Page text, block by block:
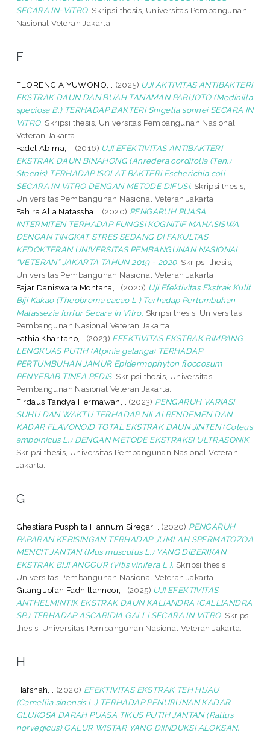
SECARA IN-VITRO. Skripsi thesis, Universitas Pembangunan
Nasional Veteran Jakarta.
F
FLORENCIA YUWONO, . (2025) UJI AKTIVITAS ANTIBAKTERI
EKSTRAK DAUN DAN BUAH TANAMAN PARIJOTO (Medinilla
speciosa B.) TERHADAP BAKTERI Shigella sonnei SECARA IN
VITRO. Skripsi thesis, Universitas Pembangunan Nasional
Veteran Jakarta.
Fadel Abima, - (2016) UJI EFEKTIVITAS ANTIBAKTERI
EKSTRAK DAUN BINAHONG (Anredera cordifolia (Ten.)
Steenis) TERHADAP ISOLAT BAKTERI Escherichia coli
SECARA IN VITRO DENGAN METODE DIFUSI. Skripsi thesis,
Universitas Pembangunan Nasional Veteran Jakarta.
Fahira Alia Natassha, .
(2020) PENGARUH PUASA
INTERMITEN TERHADAP FUNGSI KOGNITIF MAHASISWA
DENGAN TINGKAT STRES SEDANG DI FAKULTAS
KEDOKTERAN UNIVERSITAS PEMBANGUNAN NASIONAL
“VETERAN” JAKARTA TAHUN 2019 - 2020. Skripsi thesis,
Universitas Pembangunan Nasional Veteran Jakarta.
Fajar Daniswara Montana, .
(2020) Uji Efektivitas Ekstrak Kulit
Biji Kakao (Theobroma cacao L.) Terhadap Pertumbuhan
Malassezia furfur Secara In Vitro. Skripsi thesis, Universitas
Pembangunan Nasional Veteran Jakarta.
Fathia Kharitano, .
(2023) EFEKTIVITAS EKSTRAK RIMPANG
LENGKUAS PUTIH (Alpinia galanga) TERHADAP
PERTUMBUHAN JAMUR Epidermophyton floccosum
PENYEBAB TINEA PEDIS. Skripsi thesis, Universitas
Pembangunan Nasional Veteran Jakarta.
Firdaus Tandya Hermawan, .
(2023) PENGARUH VARIASI
SUHU DAN WAKTU TERHADAP NILAI RENDEMEN DAN
KADAR FLAVONOID TOTAL EKSTRAK DAUN JINTEN (Coleus
amboinicus L.) DENGAN METODE EKSTRAKSI ULTRASONIK.
Skripsi thesis, Universitas Pembangunan Nasional Veteran
Jakarta.
G
Ghestiara Pusphita Hannum Siregar, . (2020) PENGARUH
PAPARAN KEBISINGAN TERHADAP JUMLAH SPERMATOZOA
MENCIT JANTAN (Mus musculus L.) YANG DIBERIKAN
EKSTRAK BIJI ANGGUR (Vitis vinifera L.). Skripsi thesis,
Universitas Pembangunan Nasional Veteran Jakarta.
Gilang Jofan Fadhillahnoor, .
(2025) UJI EFEKTIVITAS
ANTHELMINTIK EKSTRAK DAUN KALIANDRA (CALLIANDRA
SP.) TERHADAP ASCARIDIA GALLI SECARA IN VITRO. Skripsi
thesis, Universitas Pembangunan Nasional Veteran Jakarta.
H
Hafshah, . (2020) EFEKTIVITAS EKSTRAK TEH HIJAU
(Camellia sinensis L.) TERHADAP PENURUNAN KADAR
GLUKOSA DARAH PUASA TIKUS PUTIH JANTAN (Rattus
norvegicus) GALUR WISTAR YANG DIINDUKSI ALOKSAN.